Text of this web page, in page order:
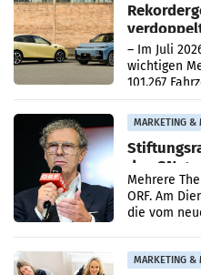
– Im Juli
wichtigen
101.267
Ergebnis
verdoppelte
MARKETING &
den SN
Mehrere
ORF. Am
die vom
MARKETING &